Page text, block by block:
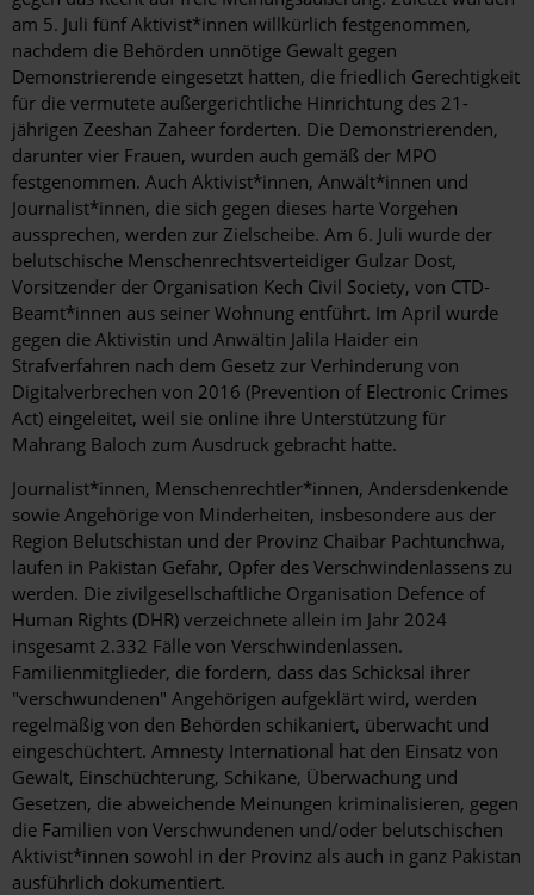
am 5. Juli fünf Aktivist*innen willkürlich festgenommen,
nachdem die Behörden unnötige Gewalt gegen
Demonstrierende eingesetzt hatten, die friedlich Gerechtigkeit
für die vermutete außergerichtliche Hinrichtung des 21-
jährigen Zeeshan Zaheer forderten. Die Demonstrierenden,
darunter vier Frauen, wurden auch gemäß der MPO
festgenommen. Auch Aktivist*innen, Anwält*innen und
Journalist*innen, die sich gegen dieses harte Vorgehen
aussprechen, werden zur Zielscheibe. Am 6. Juli wurde der
belutschische Menschenrechtsverteidiger Gulzar Dost,
Vorsitzender der Organisation Kech Civil Society, von CTD-
Beamt*innen aus seiner Wohnung entführt. Im April wurde
gegen die Aktivistin und Anwältin Jalila Haider ein
Strafverfahren nach dem Gesetz zur Verhinderung von
Digitalverbrechen von 2016 (Prevention of Electronic Crimes
Act) eingeleitet, weil sie online ihre Unterstützung für
Mahrang Baloch zum Ausdruck gebracht hatte.
Journalist*innen, Menschenrechtler*innen, Andersdenkende
sowie Angehörige von Minderheiten, insbesondere aus der
Region Belutschistan und der Provinz Chaibar Pachtunchwa,
laufen in Pakistan Gefahr, Opfer des Verschwindenlassens zu
werden. Die zivilgesellschaftliche Organisation Defence of
Human Rights (DHR) verzeichnete allein im Jahr 2024
insgesamt 2.332 Fälle von Verschwindenlassen.
Familienmitglieder, die fordern, dass das Schicksal ihrer
"verschwundenen" Angehörigen aufgeklärt wird, werden
regelmäßig von den Behörden schikaniert, überwacht und
eingeschüchtert. Amnesty International hat den Einsatz von
Gewalt, Einschüchterung, Schikane, Überwachung und
Gesetzen, die abweichende Meinungen kriminalisieren, gegen
die Familien von Verschwundenen und/oder belutschischen
Aktivist*innen sowohl in der Provinz als auch in ganz Pakistan
ausführlich dokumentiert.